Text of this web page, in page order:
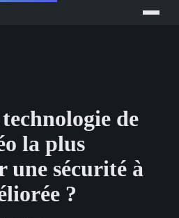
de
la plus
une sécurité à
?